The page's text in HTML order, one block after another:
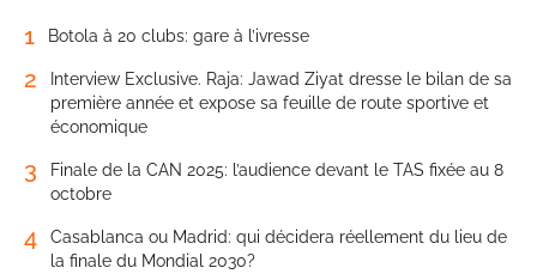
1 Botola à 20 clubs: gare à l’ivresse
2
Interview Exclusive. Raja: Jawad Ziyat dresse le bilan de sa
première année et expose sa feuille de route sportive et
économique
3
Finale de la CAN 2025: l’audience devant le TAS fixée au 8
octobre
4
Casablanca ou Madrid: qui décidera réellement du lieu de
la finale du Mondial 2030?